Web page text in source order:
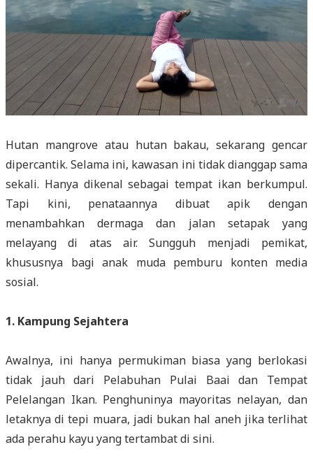
Hutan mangrove atau hutan bakau, sekarang gencar
dipercantik. Selama ini, kawasan ini tidak dianggap sama
sekali. Hanya dikenal sebagai tempat ikan berkumpul.
Tapi kini, penataannya dibuat apik dengan
menambahkan dermaga dan jalan setapak yang
melayang di atas air. Sungguh menjadi pemikat,
khususnya bagi anak muda pemburu konten media
sosial.
1. Kampung Sejahtera
Awalnya, ini hanya permukiman biasa yang berlokasi
tidak jauh dari Pelabuhan Pulai Baai dan Tempat
Pelelangan Ikan. Penghuninya mayoritas nelayan, dan
letaknya di tepi muara, jadi bukan hal aneh jika terlihat
ada perahu kayu yang tertambat di sini.